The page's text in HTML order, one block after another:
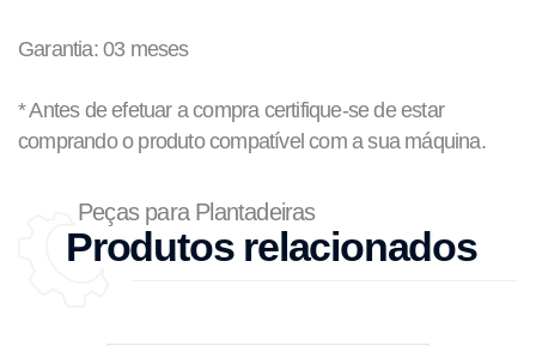
Garantia: 03 meses
* Antes de efetuar a compra certifique-se de estar
comprando o produto compatível com a sua máquina.
Peças para Plantadeiras
Produtos relacionados